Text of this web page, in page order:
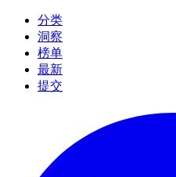
分类
洞察
榜单
最新
提交